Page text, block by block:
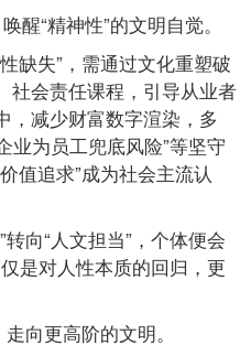
醒“精神性”的文明自觉。
缺失”，需通过文化重塑破
社会责任课程，引导从业者
，减少财富数字渲染，多
业为员工兜底风险”等坚守
值追求”成为社会主流认
向“人文担当”，个体便会
是对人性本质的回归，更
向更高阶的文明。